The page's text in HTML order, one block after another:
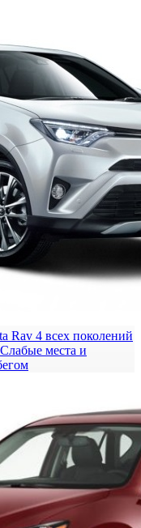
Rav 4 всех поколений
Слабые места и